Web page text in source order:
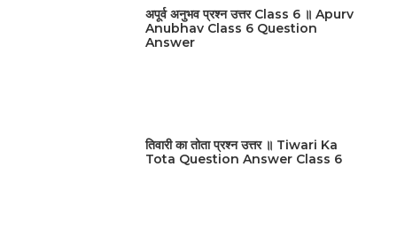
अपूर्व अनुभव प्रश्न उत्तर Class 6 ॥ Apurv
Anubhav Class 6 Question
Answer
तिवारी का तोता प्रश्न उत्तर ॥ Tiwari Ka
Tota Question Answer Class 6